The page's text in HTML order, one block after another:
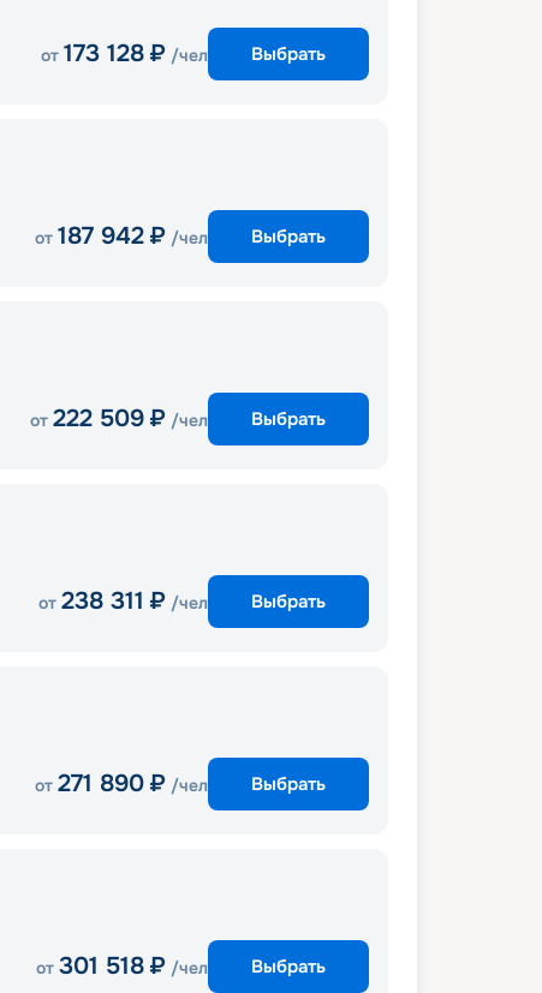
от 173 128 ₽ /чел Выбрать
от 187 942 ₽ /чел Выбрать
от 222 509 ₽ /чел Выбрать
от 238 311 ₽ /чел Выбрать
от 271 890 ₽ /чел Выбрать
от 301 518 ₽ /чел Выбрать